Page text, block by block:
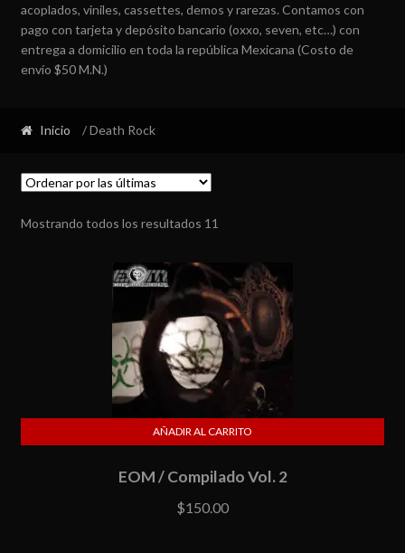
acoplados, viniles, cassettes, demos y rarezas. Contamos con
pago con tarjeta y depósito bancario (oxxo, seven, etc…) con
entrega a domicilio en toda la república Mexicana (Costo de
envío $50 M.N.)
Inicio / Death Rock
Mostrando todos los resultados 11
EOM / Compilado Vol. 2
$150.00
AÑADIR AL CARRITO